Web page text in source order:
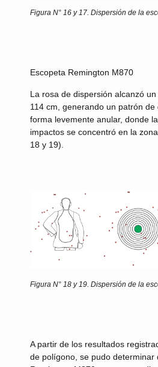
Figura N° 16 y 17. Dispersión de la
Escopeta Remington M870
La rosa de dispersión alcanzó
114 cm, generando un patrón de
forma levemente anular, donde
impactos se concentró en la
18 y 19).
Figura N° 18 y 19. Dispersión de la
A partir de los resultados
de polígono, se pudo determinar